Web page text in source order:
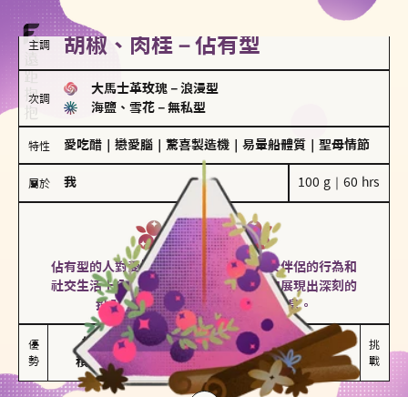
主調 胡椒、肉桂－佔有型
次調
大馬士革玫瑰 － 浪漫型
海鹽、雪花 － 無私型
特性 愛吃醋 戀愛腦 驚喜製造機 易暈船體質 聖母情節
屬於 我 100 g｜60 hrs
佔有型
胡椒、肉桂
佔有型的人對愛情有強烈的保護欲，對於伴侶的行為和
社交生活十分敏感、容易吃醋。在關係中展現出深刻的
投入和激情，但也可能讓人感到窒息。
優
勢
能建立緊密關係
積極維繫關係熱度
嫉妒心較強
可能出現控制欲
挑
戰